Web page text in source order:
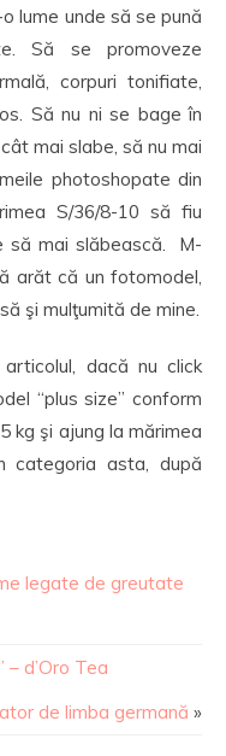
lume unde să se pună
Să se promoveze
corpuri tonifiate,
Să nu ni se bage în
mai slabe, să nu mai
photoshopate din
S/36/8-10 să fiu
să mai slăbească. M-
arăt că un fotomodel,
şi mulţumită de mine.
dacă nu click
“plus size” conform
kg şi ajung la mărimea
categoria asta, după
legate de greutate
d’Oro Tea
de limba germană »